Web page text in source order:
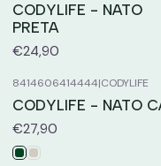
CODYLIFE - NATO
PRETA
€24,90
8414606414444|CODYLIFE
CODYLIFE - NATO
€27,90